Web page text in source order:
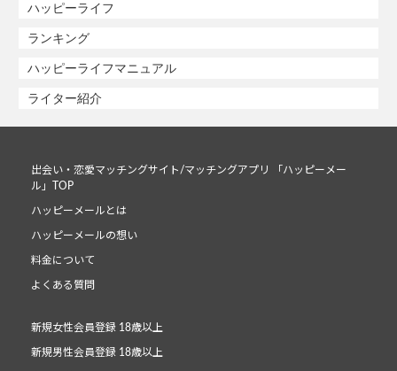
ハッピーライフ
ランキング
ハッピーライフマニュアル
ライター紹介
出会い・恋愛マッチングサイト/マッチングアプリ 「ハッピーメー
ル」TOP
ハッピーメールとは
ハッピーメールの想い
料金について
よくある質問
新規女性会員登録 18歳以上
新規男性会員登録 18歳以上